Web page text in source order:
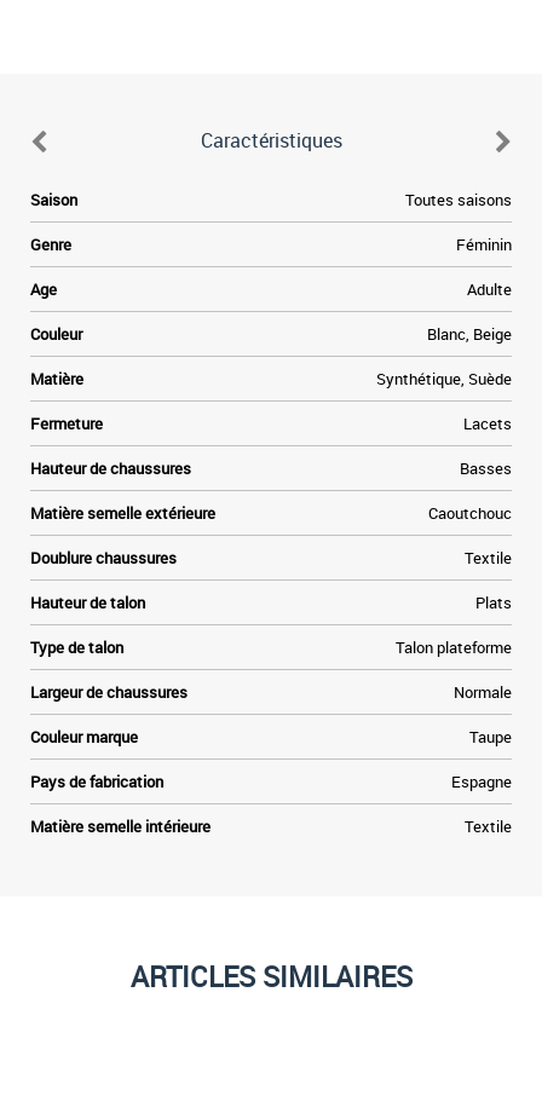
Caractéristiques
Saison Toutes saisons
Genre Féminin
Age Adulte
Couleur Blanc, Beige
Matière Synthétique, Suède
Fermeture Lacets
Hauteur de chaussures Basses
Matière semelle extérieure Caoutchouc
Doublure chaussures Textile
Hauteur de talon Plats
Type de talon Talon plateforme
Largeur de chaussures Normale
Couleur marque Taupe
Pays de fabrication Espagne
Matière semelle intérieure Textile
ARTICLES SIMILAIRES